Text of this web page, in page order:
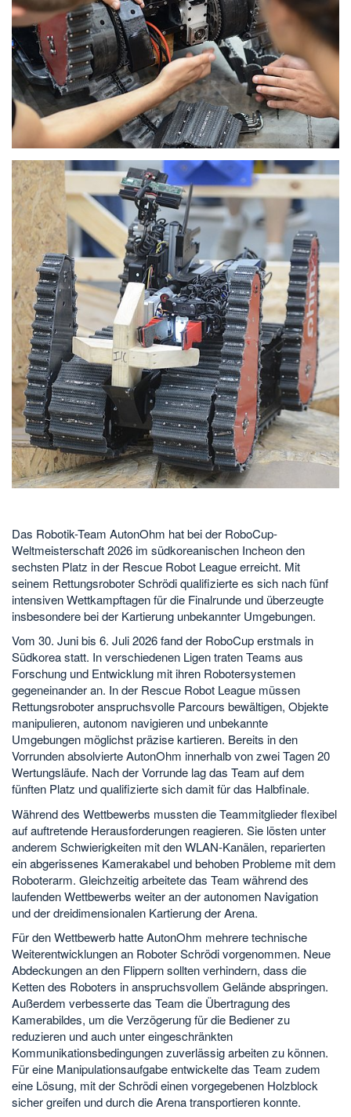
Das Robotik-Team AutonOhm hat bei der RoboCup-
Weltmeisterschaft 2026 im südkoreanischen Incheon den
sechsten Platz in der Rescue Robot League erreicht. Mit
seinem Rettungsroboter Schrödi qualifizierte es sich nach fünf
intensiven Wettkampftagen für die Finalrunde und überzeugte
insbesondere bei der Kartierung unbekannter Umgebungen.
Vom 30. Juni bis 6. Juli 2026 fand der RoboCup erstmals in
Südkorea statt. In verschiedenen Ligen traten Teams aus
Forschung und Entwicklung mit ihren Robotersystemen
gegeneinander an. In der Rescue Robot League müssen
Rettungsroboter anspruchsvolle Parcours bewältigen, Objekte
manipulieren, autonom navigieren und unbekannte
Umgebungen möglichst präzise kartieren. Bereits in den
Vorrunden absolvierte AutonOhm innerhalb von zwei Tagen 20
Wertungsläufe. Nach der Vorrunde lag das Team auf dem
fünften Platz und qualifizierte sich damit für das Halbfinale.
Während des Wettbewerbs mussten die Teammitglieder flexibel
auf auftretende Herausforderungen reagieren. Sie lösten unter
anderem Schwierigkeiten mit den WLAN-Kanälen, reparierten
ein abgerissenes Kamerakabel und behoben Probleme mit dem
Roboterarm. Gleichzeitig arbeitete das Team während des
laufenden Wettbewerbs weiter an der autonomen Navigation
und der dreidimensionalen Kartierung der Arena.
Für den Wettbewerb hatte AutonOhm mehrere technische
Weiterentwicklungen an Roboter Schrödi vorgenommen. Neue
Abdeckungen an den Flippern sollten verhindern, dass die
Ketten des Roboters in anspruchsvollem Gelände abspringen.
Außerdem verbesserte das Team die Übertragung des
Kamerabildes, um die Verzögerung für die Bediener zu
reduzieren und auch unter eingeschränkten
Kommunikationsbedingungen zuverlässig arbeiten zu können.
Für eine Manipulationsaufgabe entwickelte das Team zudem
eine Lösung, mit der Schrödi einen vorgegebenen Holzblock
sicher greifen und durch die Arena transportieren konnte.